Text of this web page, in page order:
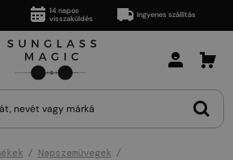
14 napos
visszaküldés
Ingyenes szállítás
Napszemüvegek